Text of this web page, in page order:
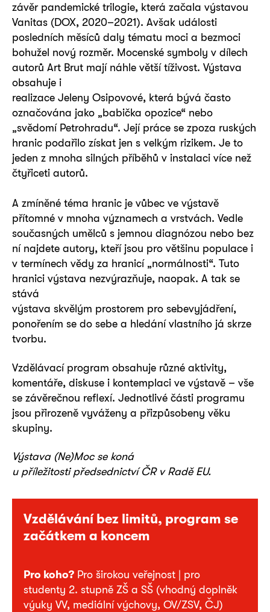
Vzdělávání bez limitů, program se
začátkem a koncem
Pro koho? Pro širokou veřejnost | pro
studenty 2. stupně ZŠ a SŠ (vhodný doplněk
výuky VV, mediální výchovy, OV/ZSV, ČJ)
závěr pandemické trilogie, která začala výstavou
Vanitas (DOX, 2020–2021). Avšak události
posledních měsíců daly tématu moci a bezmoci
bohužel nový rozměr. Mocenské symboly v dílech
autorů Art Brut mají náhle větší tíživost. Výstava
obsahuje i
realizace Jeleny Osipovové, která bývá často
označována jako „babička opozice“ nebo
„svědomí Petrohradu“. Její práce se zpoza ruských
hranic podařilo získat jen s velkým rizikem. Je to
jeden z mnoha silných příběhů v instalaci více než
čtyřiceti autorů.
A zmíněné téma hranic je vůbec ve výstavě
přítomné v mnoha významech a vrstvách. Vedle
současných umělců s jemnou diagnózou nebo bez
ní najdete autory, kteří jsou pro většinu populace i
v termínech vědy za hranicí „normálnosti“. Tuto
hranici výstava nezvýrazňuje, naopak. A tak se
stává
výstava skvělým prostorem pro sebevyjádření,
ponořením se do sebe a hledání vlastního já skrze
tvorbu.
Vzdělávací program obsahuje různé aktivity,
komentáře, diskuse i kontemplaci ve výstavě – vše
se závěrečnou reflexí. Jednotlivé části programu
jsou přirozeně vyváženy a přizpůsobeny věku
skupiny.
Výstava (Ne)Moc se koná
u příležitosti předsednictví ČR v Radě EU.